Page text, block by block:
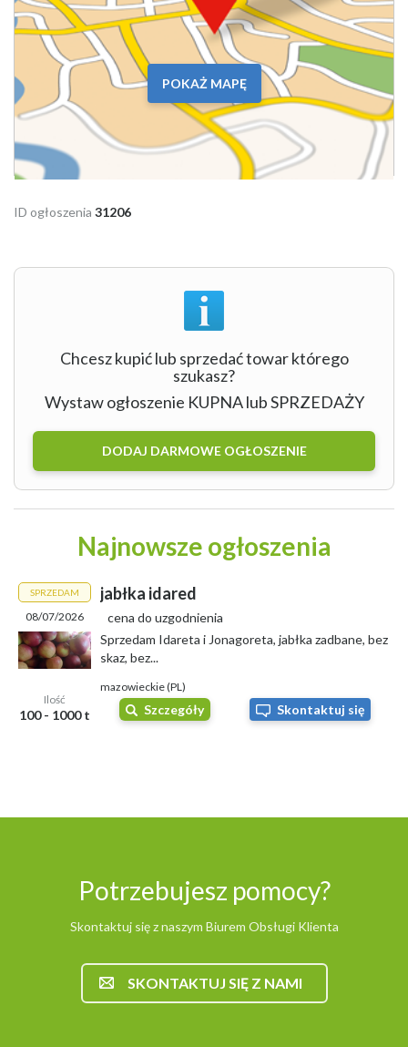
POKAŻ MAPĘ
ID ogłoszenia 31206
Chcesz kupić lub sprzedać towar którego
szukasz?
Wystaw ogłoszenie KUPNA lub SPRZEDAŻY
DODAJ DARMOWE OGŁOSZENIE
Najnowsze ogłoszenia
SPRZEDAM
08/07/2026
Ilość
100 - 1000 t
jabłka idared
cena do uzgodnienia
Sprzedam Idareta i Jonagoreta, jabłka zadbane, bez
skaz, bez...
mazowieckie (PL)
Szczegóły Skontaktuj się
Potrzebujesz pomocy?
Skontaktuj się z naszym Biurem Obsługi Klienta
SKONTAKTUJ SIĘ Z NAMI